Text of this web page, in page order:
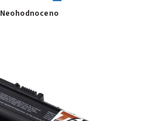
Průměrné
Neohodnoceno